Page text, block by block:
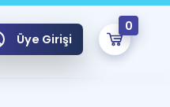
Üye Girişi
0